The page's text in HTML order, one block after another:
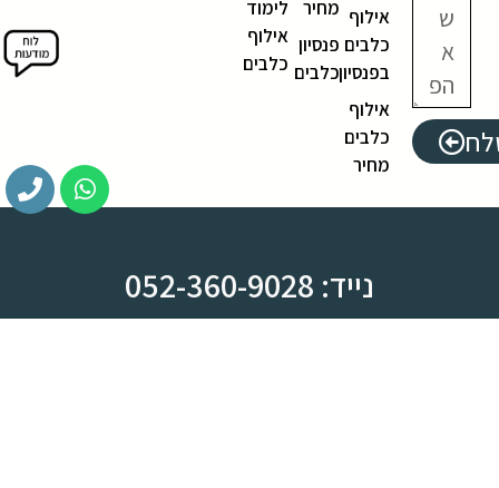
אילוף
כלבים
בפנסיון
אילוף
כלבים
מחיר
מחיר
פנסיון
כלבים
לימוד
אילוף
כלבים
נייד: 052-360-9028